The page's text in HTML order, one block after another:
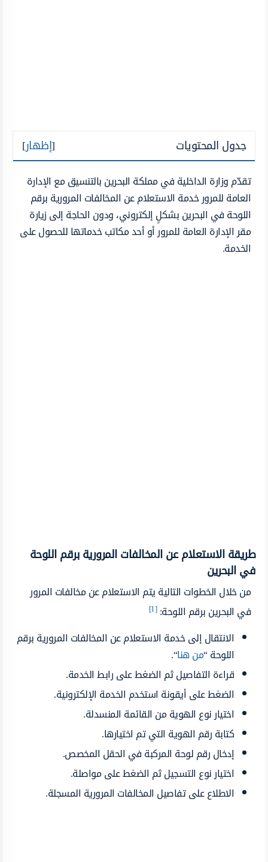
جدول المحتويات [إظهار]
تقدّم وزارة الداخلية في مملكة البحرين بالتنسيق مع الإدارة
العامة للمرور خدمة الاستعلام عن المخالفات المرورية برقم
اللوحة في البحرين بشكلٍ إلكتروني، ودون الحاجة إلى زيارة
مقر الإدارة العامة للمرور أو أحد مكاتب خدماتها للحصول على
الخدمة.
طريقة الاستعلام عن المخالفات المرورية برقم اللوحة
في البحرين
من خلال الخطوات التالية يتم الاستعلام عن مخالفات المرور
في البحرين برقم اللوحة:[1]
الانتقال إلى خدمة الاستعلام عن المخالفات المرورية برقم
اللوحة “من هنا“.
قراءة التفاصيل ثم الضغط على رابط الخدمة.
الضغط على أيقونة استخدم الخدمة الإلكترونية.
اختيار نوع الهوية من القائمة المنسدلة.
كتابة رقم الهوية التي تم اختيارها.
إدخال رقم لوحة المركبة في الحقل المخصص.
اختيار نوع التسجيل ثم الضغط على مواصلة.
الاطلاع على تفاصيل المخالفات المرورية المسجلة.